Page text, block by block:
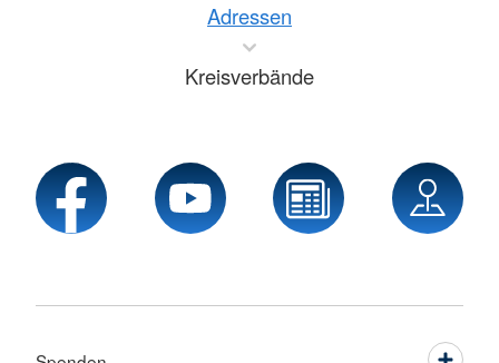
Adressen
Kreisverbände